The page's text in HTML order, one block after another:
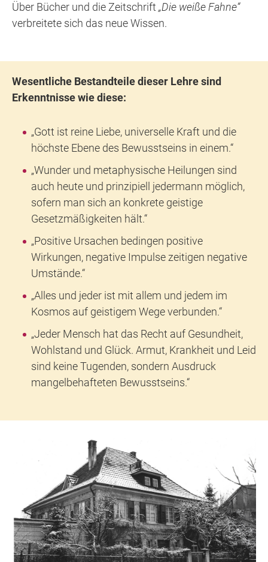
Über Bücher und die Zeitschrift „Die weiße Fahne“
verbreitete sich das neue Wissen.
Wesentliche Bestandteile dieser Lehre sind
Erkenntnisse wie diese:
„Gott ist reine Liebe, universelle Kraft und die
höchste Ebene des Bewusstseins in einem.“
„Wunder und metaphysische Heilungen sind
auch heute und prinzipiell jedermann möglich,
sofern man sich an konkrete geistige
Gesetzmäßigkeiten hält.“
„Positive Ursachen bedingen positive
Wirkungen, negative Impulse zeitigen negative
Umstände.“
„Alles und jeder ist mit allem und jedem im
Kosmos auf geistigem Wege verbunden.“
„Jeder Mensch hat das Recht auf Gesundheit,
Wohlstand und Glück. Armut, Krankheit und Leid
sind keine Tugenden, sondern Ausdruck
mangelbehafteten Bewusstseins.“